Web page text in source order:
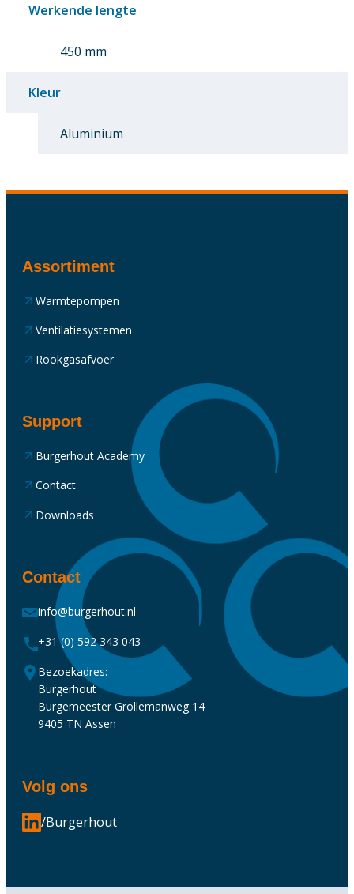
Werkende lengte
450 mm
Kleur
Aluminium
Assortiment
Warmtepompen
Ventilatiesystemen
Rookgasafvoer
Support
Burgerhout Academy
Contact
Downloads
Contact
info@burgerhout.nl
+31 (0) 592 343 043
Bezoekadres:
Burgerhout
Burgemeester Grollemanweg 14
9405 TN Assen
Volg ons
/Burgerhout